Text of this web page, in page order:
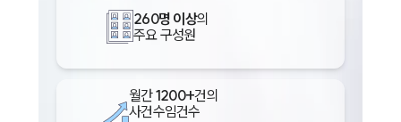
260명 이상의
주요 구성원
월간1200+건의
사건수임건수